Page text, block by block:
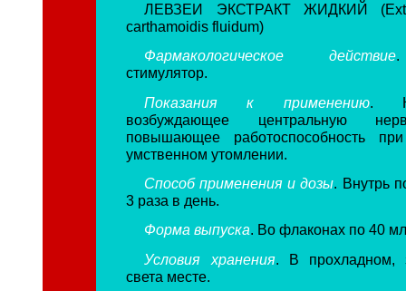
ЛЕВЗЕИ ЭКСТРАКТ ЖИДКИЙ
carthamoidis fluidum)
Фармакологическое действие.
стимулятор.
Показания к применению.
возбуждающее центральную
повышающее работоспособность
умственном утомлении.
Способ применения и дозы. Внутрь
3 раза в день.
Форма выпуска. Во флаконах по 40
Условия хранения. В прохладном,
света месте.